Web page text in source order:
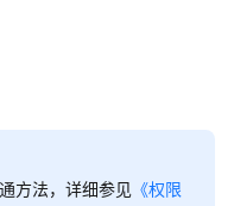
方法，详细参见 《权限